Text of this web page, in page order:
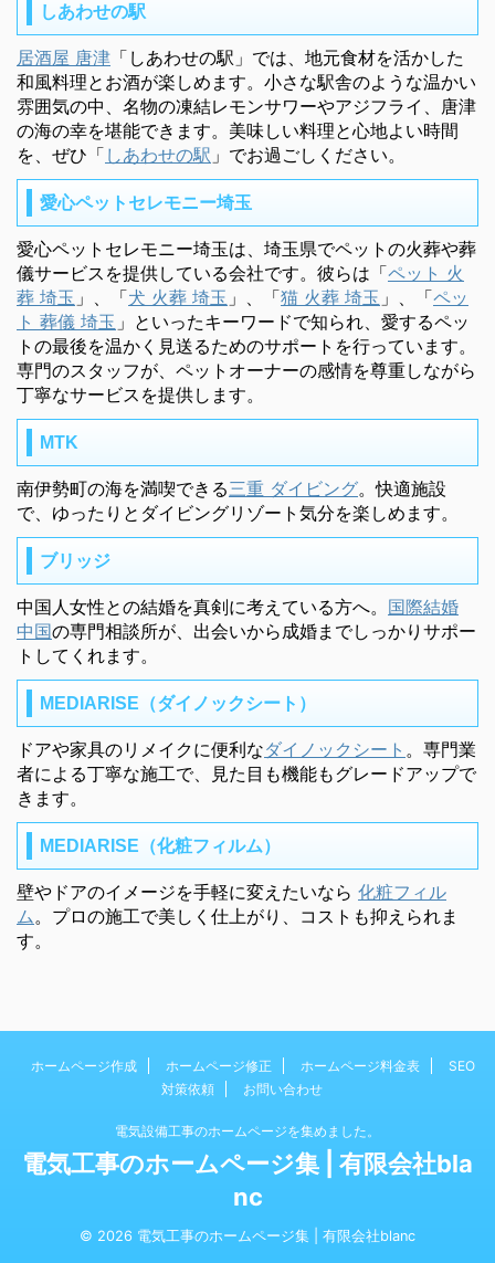
しあわせの駅
居酒屋 唐津 「しあわせの駅」では、地元食材を活かした
和風料理とお酒が楽しめます。小さな駅舎のような温かい
雰囲気の中、名物の凍結レモンサワーやアジフライ、唐津
の海の幸を堪能できます。美味しい料理と心地よい時間
を、ぜひ「 しあわせの駅 」でお過ごしください。
愛心ペットセレモニー埼玉
愛心ペットセレモニー埼玉は、埼玉県でペットの火葬や葬
儀サービスを提供している会社です。彼らは「ペット 火
葬 埼玉 」、「犬 火葬 埼玉 」、「猫 火葬 埼玉 」、「ペッ
ト 葬儀 埼玉 」といったキーワードで知られ、愛するペッ
トの最後を温かく見送るためのサポートを行っています。
専門のスタッフが、ペットオーナーの感情を尊重しながら
丁寧なサービスを提供します。
MTK
南伊勢町の海を満喫できる三重 ダイビング。快適施設
で、ゆったりとダイビングリゾート気分を楽しめます。
ブリッジ
中国人女性との結婚を真剣に考えている方へ。 国際結婚
中国の専門相談所が、出会いから成婚までしっかりサポー
トしてくれます。
MEDIARISE（ダイノックシート）
ドアや家具のリメイクに便利なダイノックシート 。専門業
者による丁寧な施工で、見た目も機能もグレードアップで
きます。
MEDIARISE（化粧フィルム）
壁やドアのイメージを手軽に変えたいなら 化粧フィル
ム 。プロの施工で美しく仕上がり、コストも抑えられま
す。
ホームページ作成 ホームページ修正 ホームページ料金表
SEO
対策依頼
お問い合わせ
電気設備工事のホームページを集めました。
電気工事のホームページ集 | 有限会社bla
nc
© 2026 電気工事のホームページ集 | 有限会社blanc